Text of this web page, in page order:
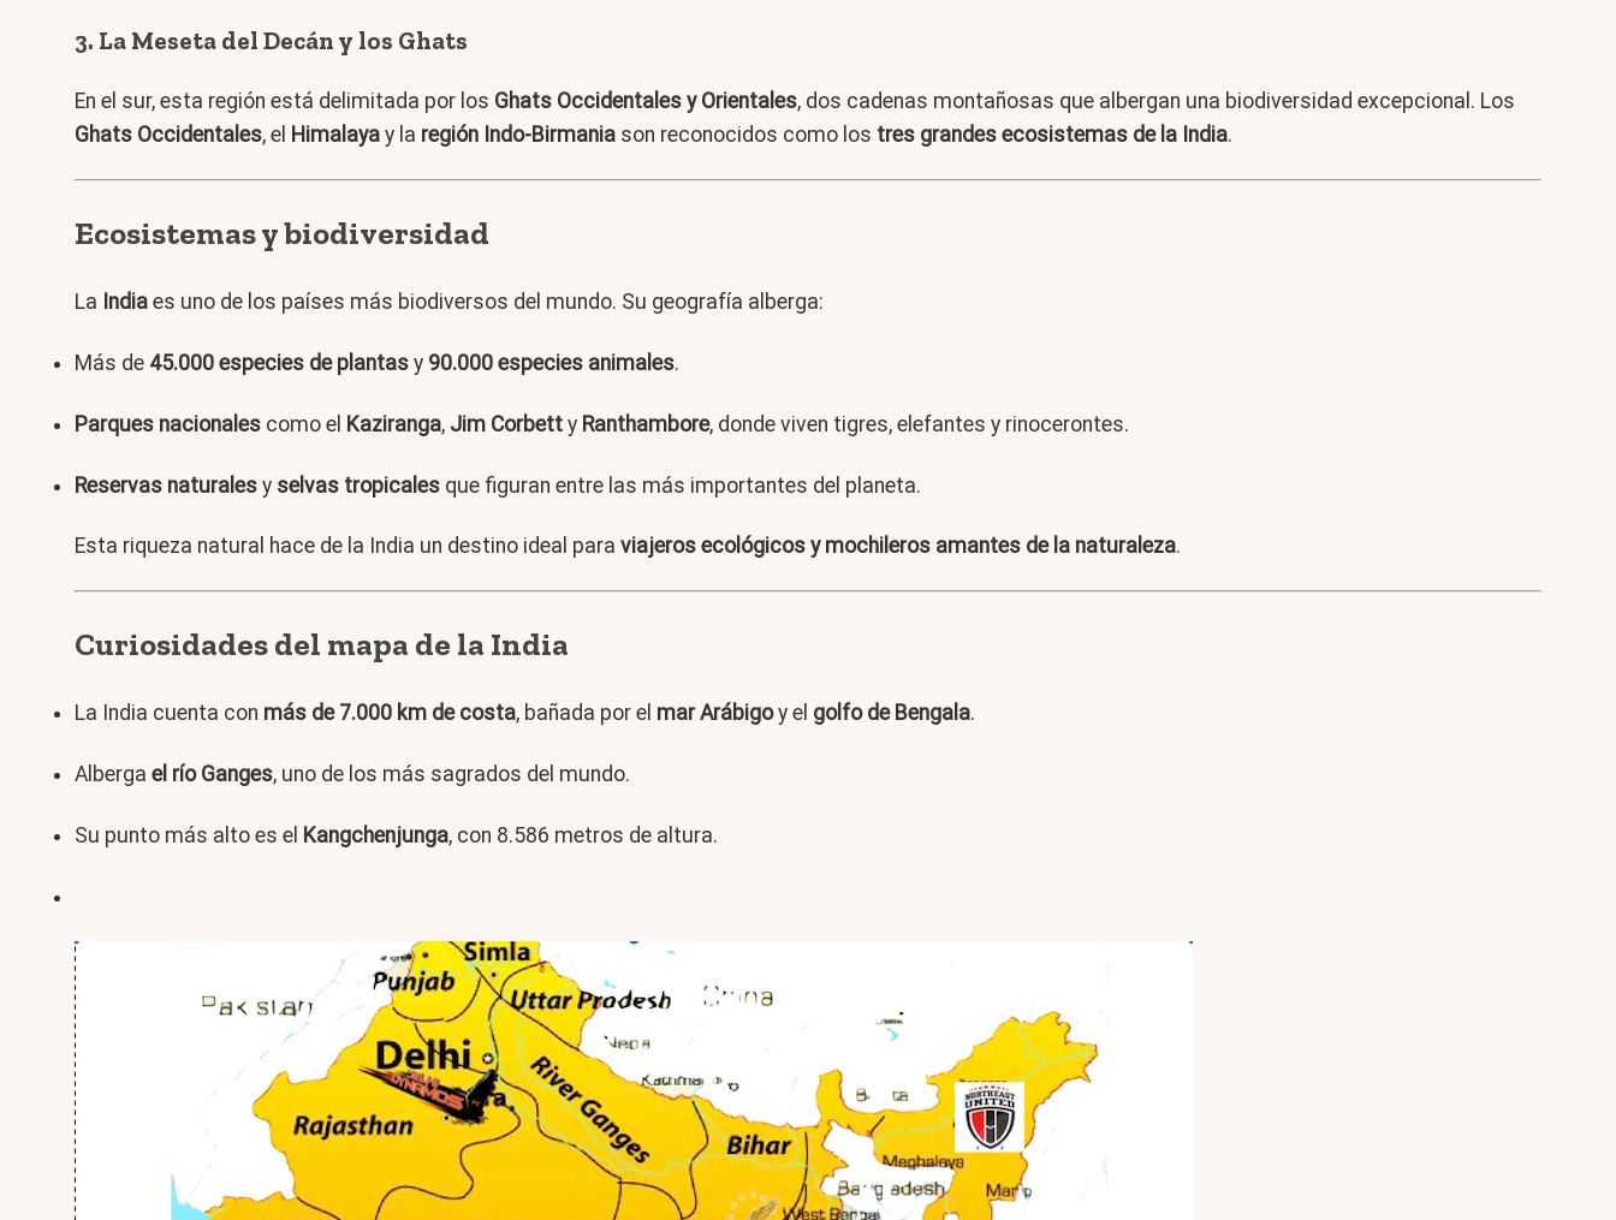
3. La Meseta del Decán y los Ghats
En el sur, esta región está delimitada por los Ghats Occidentales y Orientales, dos cadenas montañosas que albergan una biodiversidad excepcional. Los
Ghats Occidentales, el Himalaya y la región Indo-Birmania son reconocidos como los tres grandes ecosistemas de la India.
Ecosistemas y biodiversidad
La India es uno de los países más biodiversos del mundo. Su geografía alberga:
Más de 45.000 especies de plantas y 90.000 especies animales.
Parques nacionales como el Kaziranga, Jim Corbett y Ranthambore, donde viven tigres, elefantes y rinocerontes.
Reservas naturales y selvas tropicales que figuran entre las más importantes del planeta.
Esta riqueza natural hace de la India un destino ideal para viajeros ecológicos y mochileros amantes de la naturaleza.
Curiosidades del mapa de la India
La India cuenta con más de 7.000 km de costa, bañada por el mar Arábigoy el golfo de Bengala.
Alberga el río Ganges, uno de los más sagrados del mundo.
Su punto más alto es el Kangchenjunga, con 8.586 metros de altura.